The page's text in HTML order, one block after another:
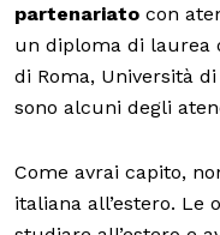
partenariato con
un diploma di laurea
di Roma, Università
sono alcuni degli
Come avrai capito,
italiana all’estero. Le